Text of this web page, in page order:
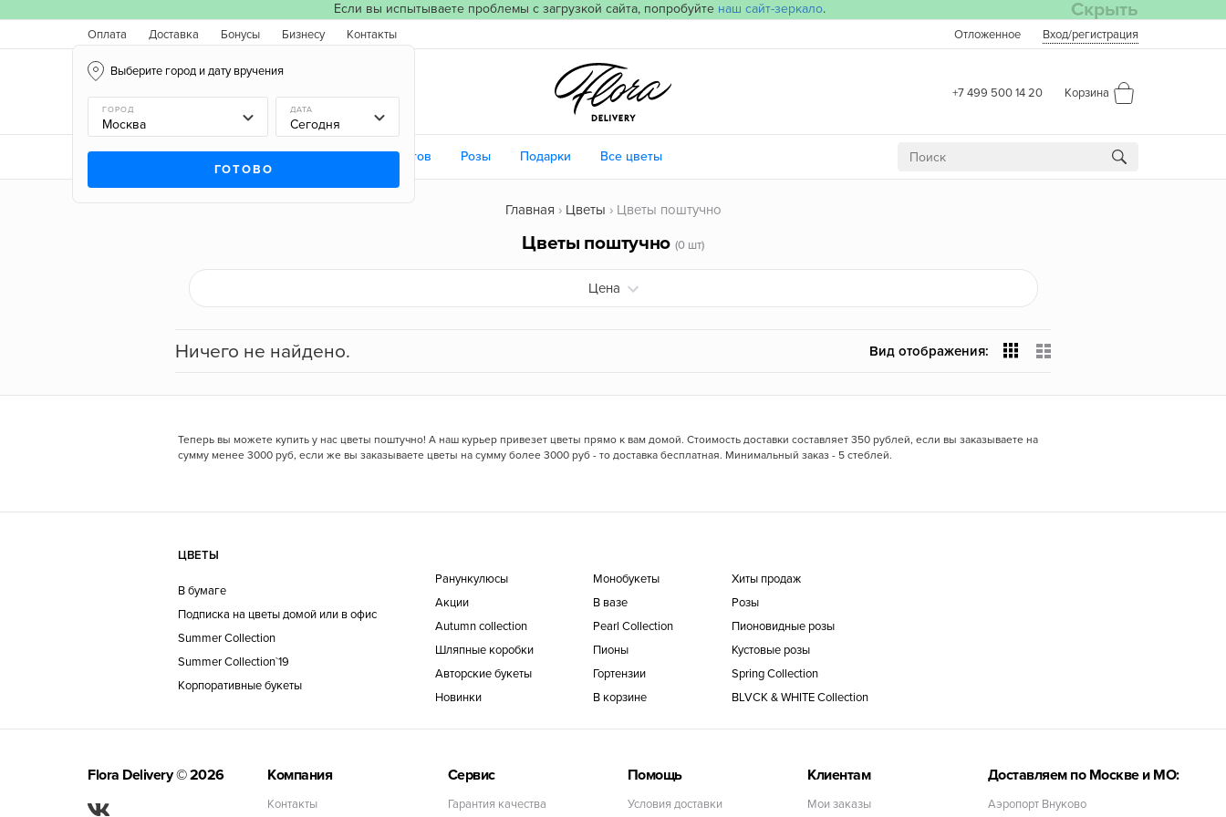
Если вы испытываете проблемы с загрузкой сайта, попробуйте наш сайт-зеркало. Скрыть
Оплата Доставка Бонусы Бизнесу Контакты Отложенное Вход/регистрация
+7 499 500 14 20 Корзина
Новинки Типы букетов Поводы Типы цветов Розы Подарки Все цветы
Главная Цветы Цветы поштучно
Цветы поштучно (0 шт)
Цена
Ничего не найдено. Вид отображения:
Теперь вы можете купить у нас цветы поштучно! А наш курьер привезет цветы прямо к вам домой. Стоимость доставки составляет 350 рублей, если вы заказываете на
сумму менее 3000 руб, если же вы заказываете цветы на сумму более 3000 руб - то доставка бесплатная. Минимальный заказ - 5 стеблей.
ЦВЕТЫ
В бумаге
Подписка на цветы домой или в офис
Summer Collection
Summer Collection`19
Корпоративные букеты
Ранункулюсы
Акции
Autumn collection
Шляпные коробки
Авторские букеты
Новинки
Монобукеты
В вазе
Pearl Collection
Пионы
Гортензии
В корзине
Хиты продаж
Розы
Пионовидные розы
Кустовые розы
Spring Collection
BLVCK & WHITE Collection
Flora Delivery© 2026 Компания
Контакты
Сервис
Гарантия качества
Помощь
Условия доставки
Клиентам
Мои заказы
Доставляем по Москве и МО:
Аэропорт Внуково
Выберите город и дату вручения
ГОРОД ДАТА
ГОТОВО